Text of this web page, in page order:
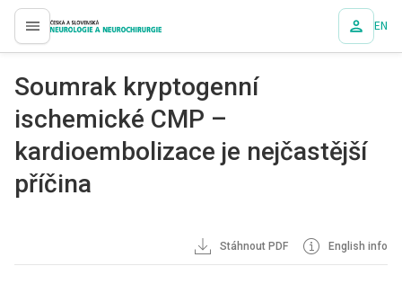
proLékaře.cz EN
Soumrak kryptogenní
ischemické CMP –
kardioembolizace je nejčastější
příčina
Stáhnout PDF English info